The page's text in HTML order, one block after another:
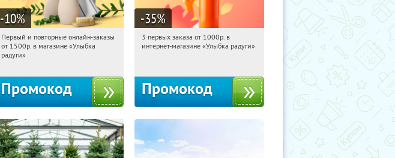
-10%
06:44:05 Получили:1
Россия
Первый и повторные онлайн-заказы
от 1500р. в магазине «Улыбка
радуги»
Промокод
-35%
06:44:05 Получили:
3 первых заказа от 1000р. в
интернет-магазине «Улыбка радуги»
Промокод